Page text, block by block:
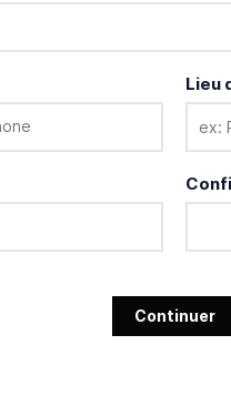
Lieu
Continuer